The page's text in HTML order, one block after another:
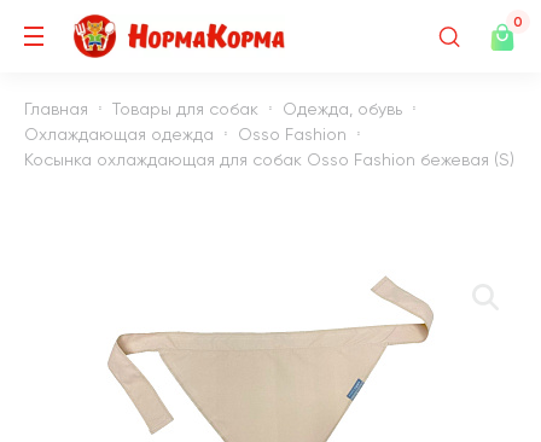
0
Главная Товары для собак
Одежда, обувь
Охлаждающая одежда
Osso Fashion
Косынка охлаждающая для собак Osso Fashion бежевая (S)